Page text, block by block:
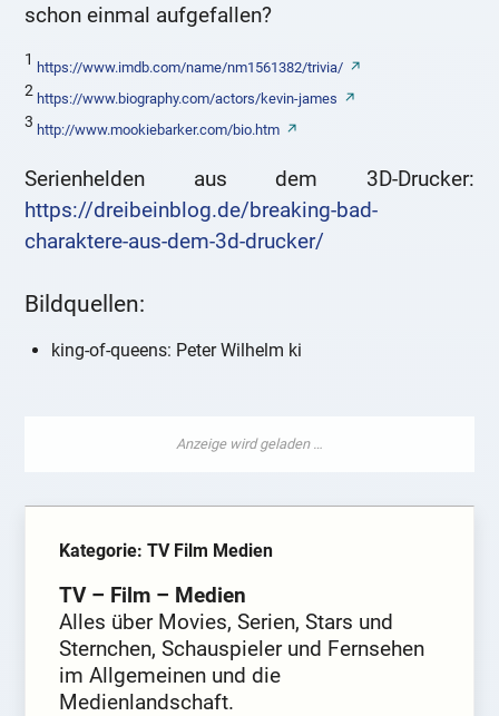
schon einmal aufgefallen?
1 https://www.imdb.com/name/nm1561382/trivia/
2 https://www.biography.com/actors/kevin-james
3 http://www.mookiebarker.com/bio.htm
Serienhelden aus dem 3D-Drucker:
https://dreibeinblog.de/breaking-bad-
charaktere-aus-dem-3d-drucker/
Bildquellen:
king-of-queens: Peter Wilhelm ki
Kategorie: TV Film Medien
TV – Film – Medien
Alles über Movies, Serien, Stars und
Sternchen, Schauspieler und Fernsehen
im Allgemeinen und die
Medienlandschaft.